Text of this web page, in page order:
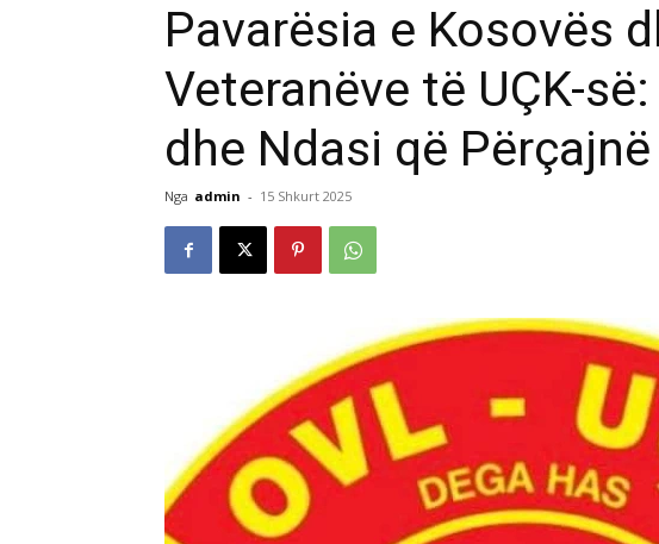
Pavarësia e Kosovës
Veteranëve të UÇK-
dhe Ndasi që
Nga admin - 15 Shkurt 2025